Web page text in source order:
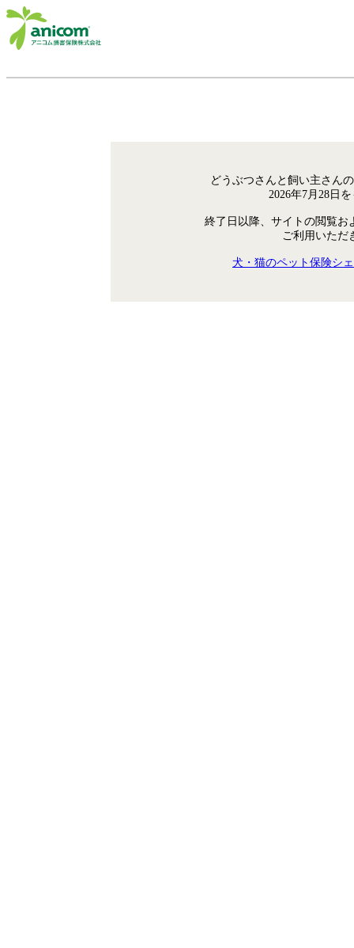
どうぶつさんと飼い主さん
2026年7月28日
終了日以降、サイトの閲覧お
ご利用いただ
犬・猫のペット保険シ